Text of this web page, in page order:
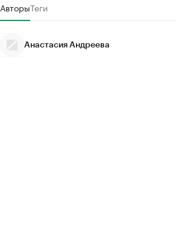
АвторыТеги
Анастасия Андреева